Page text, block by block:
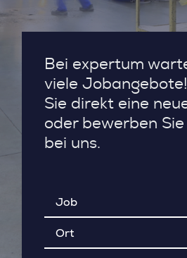
Bei expertum
viele
Sie direkt eine
oder bewerben
bei uns.